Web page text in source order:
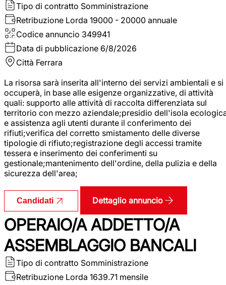
Tipo di contratto Somministrazione
Retribuzione Lorda 19000 - 20000 annuale
Codice annuncio 349941
Data di pubblicazione 6/8/2026
Città Ferrara
La risorsa sarà inserita all'interno dei servizi ambientali e si
occuperà, in base alle esigenze organizzative, di attività
quali: supporto alle attività di raccolta differenziata sul
territorio con mezzo aziendale;presidio dell'isola
e assistenza agli utenti durante il conferimento dei
rifiuti;verifica del corretto smistamento delle diverse
tipologie di rifiuto;registrazione degli accessi tramite
tessera e inserimento dei conferimenti su
gestionale;mantenimento dell'ordine, della pulizia e della
sicurezza dell'area;
Candidati Dettaglio annuncio
OPERAIO/A ADDETTO/A
ASSEMBLAGGIO BANCALI
Tipo di contratto Somministrazione
Retribuzione Lorda 1639.71 mensile